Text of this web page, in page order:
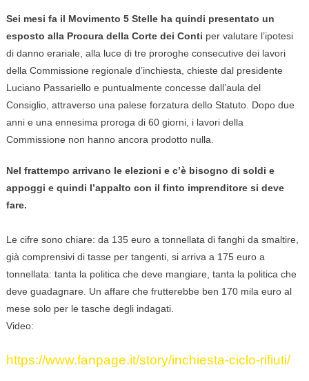
Sei mesi fa il Movimento 5 Stelle ha quindi presentato un
esposto alla Procura della Corte dei Conti per valutare l’ipotesi
di danno erariale, alla luce di tre proroghe consecutive dei lavori
della Commissione regionale d’inchiesta, chieste dal presidente
Luciano Passariello e puntualmente concesse dall’aula del
Consiglio, attraverso una palese forzatura dello Statuto. Dopo due
anni e una ennesima proroga di 60 giorni, i lavori della
Commissione non hanno ancora prodotto nulla.
Nel frattempo arrivano le elezioni e c’è bisogno di soldi e
appoggi e quindi l’appalto con il finto imprenditore si deve
fare.
Le cifre sono chiare: da 135 euro a tonnellata di fanghi da smaltire,
già comprensivi di tasse per tangenti, si arriva a 175 euro a
tonnellata: tanta la politica che deve mangiare, tanta la politica che
deve guadagnare. Un affare che frutterebbe ben 170 mila euro al
mese solo per le tasche degli indagati.
Video:
https://www.fanpage.it/story/inchiesta-ciclo-rifiuti/